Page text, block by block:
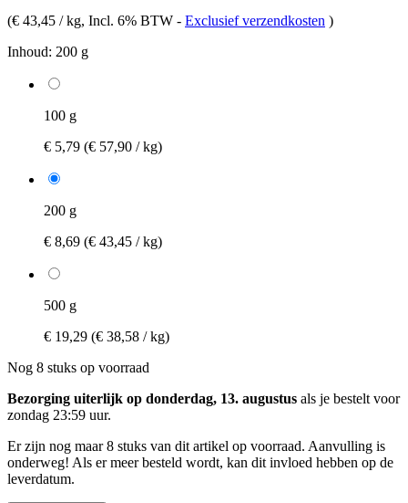
(€ 43,45 / kg, Incl. 6% BTW - Exclusief verzendkosten )
Inhoud: 200 g
100 g
€ 5,79 (€ 57,90 / kg)
200 g
€ 8,69 (€ 43,45 / kg)
500 g
€ 19,29 (€ 38,58 / kg)
Nog 8 stuks op voorraad
Bezorging uiterlijk op donderdag, 13. augustus als je bestelt voor
zondag 23:59 uur.
Er zijn nog maar 8 stuks van dit artikel op voorraad. Aanvulling is
onderweg! Als er meer besteld wordt, kan dit invloed hebben op de
leverdatum.